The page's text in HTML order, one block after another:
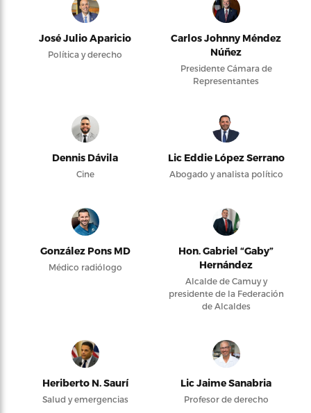
José Julio Aparicio
Política y derecho
Carlos Johnny Méndez
Núñez
Presidente Cámara de
Representantes
Dennis Dávila
Cine
Lic Eddie López Serrano
Abogado y analista político
González Pons MD
Médico radiólogo
Hon. Gabriel “Gaby”
Hernández
Alcalde de Camuy y
presidente de la Federación
de Alcaldes
Heriberto N. Saurí
Salud y emergencias
Lic Jaime Sanabria
Profesor de derecho